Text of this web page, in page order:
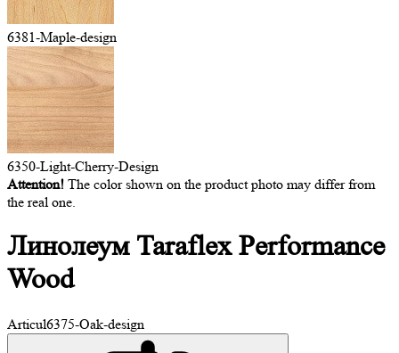
6381-Maple-design
6350-Light-Cherry-Design
Attention! The color shown on the product photo may differ from
the real one.
Линолеум TaraflexPerformance
Wood
Articul6375-Oak-design